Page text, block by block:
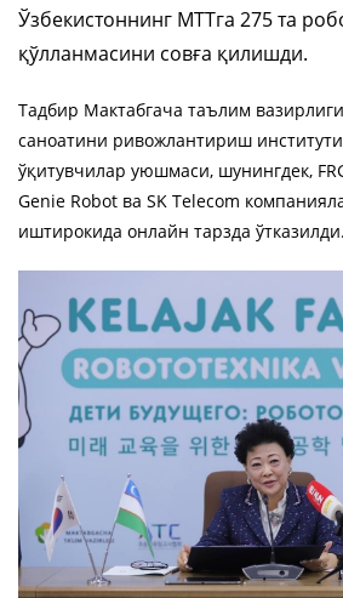
Ўзбекистоннинг МТТга 275 та
қўлланмасини совға қилишди.
Тадбир Мактабгача таълим
саноатини ривожлантириш институти
ўқитувчилар уюшмаси, шунингдек,
Genie Robot ва SK Telecom
иштирокида онлайн тарзда ўтказилди.